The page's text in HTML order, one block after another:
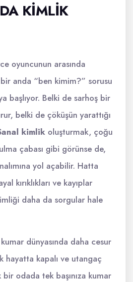
KIMLIK
oyuncunun arasında
anda “ben kimim?” sorusu
başlıyor. Belki de sarhoş bir
belki de çöküşün yarattığı
kimlik oluşturmak, çoğu
çabası gibi görünse de,
yol açabilir. Hatta
kırıklıkları ve kayıplar
daha da sorgular hale
dünyasında daha cesur
hayatta kapalı ve utangaç
bir odada tek başınıza kumar